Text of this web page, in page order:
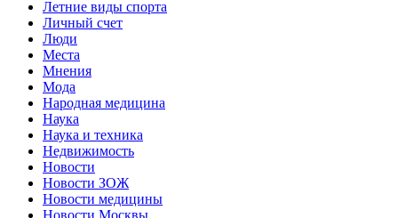
Летние виды спорта
Личный счет
Люди
Места
Мнения
Мода
Народная медицина
Наука
Наука и техника
Недвижимость
Новости
Новости ЗОЖ
Новости медицины
Новости Москвы